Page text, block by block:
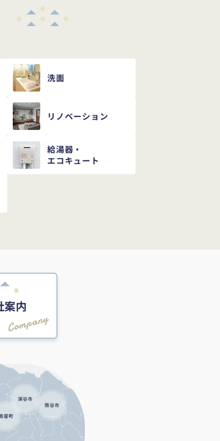
洗面
リノベーション
給湯器・
エコキュート
案内
Company